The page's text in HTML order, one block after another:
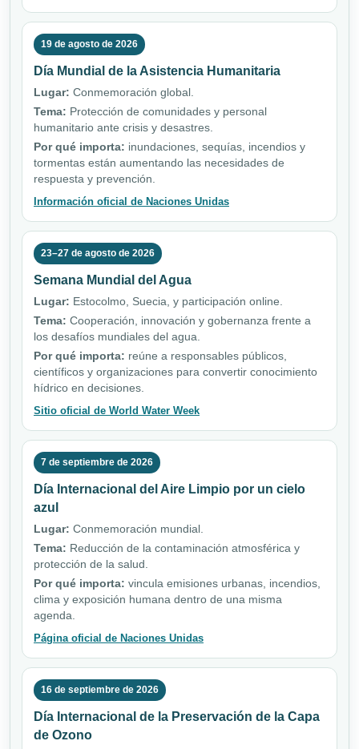
19 de agosto de 2026
Día Mundial de la Asistencia Humanitaria
Lugar: Conmemoración global.
Tema: Protección de comunidades y personal
humanitario ante crisis y desastres.
Por qué importa: inundaciones, sequías, incendios y
tormentas están aumentando las necesidades de
respuesta y prevención.
Información oficial de Naciones Unidas
23–27 de agosto de 2026
Semana Mundial del Agua
Lugar: Estocolmo, Suecia, y participación online.
Tema: Cooperación, innovación y gobernanza frente a
los desafíos mundiales del agua.
Por qué importa: reúne a responsables públicos,
científicos y organizaciones para convertir conocimiento
hídrico en decisiones.
Sitio oficial de World Water Week
7 de septiembre de 2026
Día Internacional del Aire Limpio por un cielo
azul
Lugar: Conmemoración mundial.
Tema: Reducción de la contaminación atmosférica y
protección de la salud.
Por qué importa: vincula emisiones urbanas, incendios,
clima y exposición humana dentro de una misma
agenda.
Página oficial de Naciones Unidas
16 de septiembre de 2026
Día Internacional de la Preservación de la Capa
de Ozono